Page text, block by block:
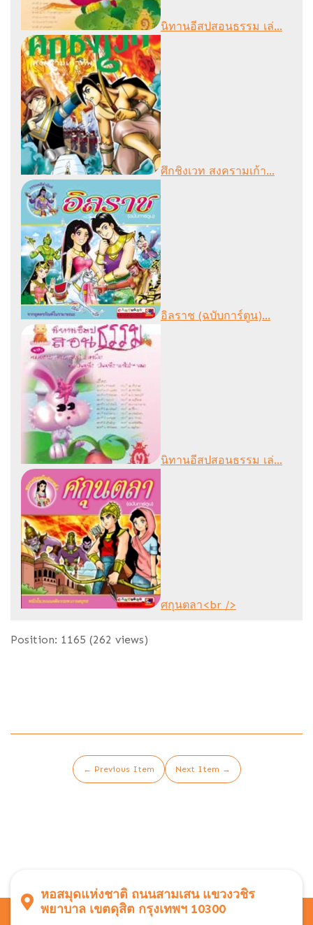
นิทานอีสปสอนธรรม เล่...
ศึกชิงเวท สงครามเก้า...
อิลราช (ฉบับการ์ตูน)...
นิทานอีสปสอนธรรม เล่...
ศกุนตลา<br />
Position: 1165 (262 views)
← Previous Item Next Item →
หอสมุดแห่งชาติ ถนนสามเสน แขวงวชิร
พยาบาล เขตดุสิต กรุงเทพฯ 10300